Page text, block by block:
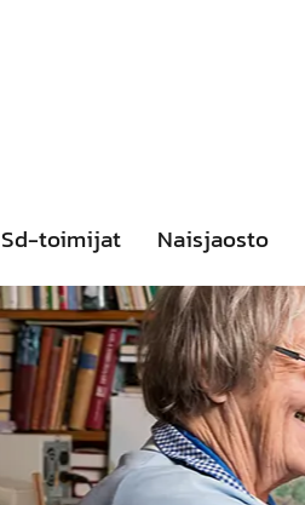
Sd-toimijat Naisjaosto